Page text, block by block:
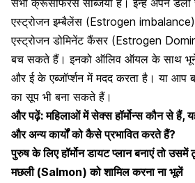
सभी क्रूसीफेरस सब्जियां हैं। इन्हें अपने डेली
एस्ट्रोजन इम्बैलेंस (Estrogen
एस्ट्रोजन डोमिनेंट कैंसर (Estrogen
बच सकते हैं।इनको ऑलिव ऑयल के साथ
और ई के एब्जॉर्प्शन में मदद करता है। या आप
का सूप भी बना सकते हैं।
और पढ़ें:महिलाओं में सेक्स हॉर्मोन्स कौन से हैं,
और अन्य कार्यों को कैसे प्रभावित करते हैं?
पुरुष के लिए हॉर्मोन डायट प्लान बनाएं तो उसमें
मछली (Salmon) को शामिल करना ना भूलें